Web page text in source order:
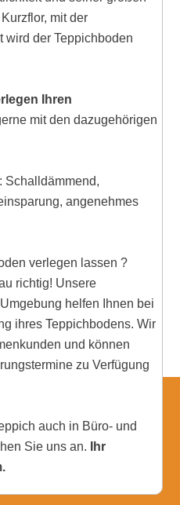
mit der
wird der Teppichboden
Ihren
mit den dazugehörigen
Schalldämmend,
angenehmes
verlegen lassen ?
richtig! Unsere
helfen Ihnen bei
ihres Teppichbodens. Wir
und können
zu Verfügung
auch in Büro- und
Sie uns an.
Ihr